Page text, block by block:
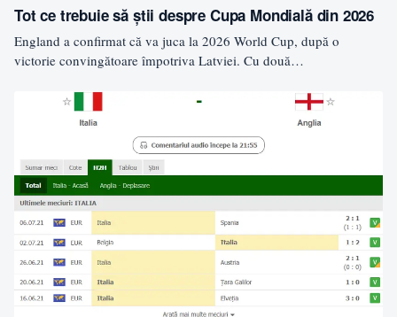
Tot ce trebuie să știi despre Cupa Mondială din 2026
England a confirmat că va juca la 2026 World Cup, după o
victorie convingătoare împotriva Latviei. Cu două…